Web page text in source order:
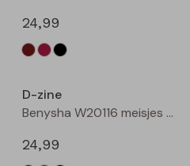
24,99
D-zine
Benysha W20116 meisjes bermuda Zwart
24,99